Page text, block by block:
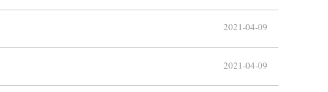
2021-04-09
2021-04-09